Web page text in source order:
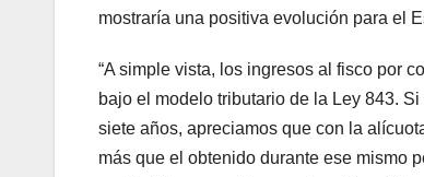
mostraría una positiva evolución para el
“A simple vista, los ingresos al fisco por
bajo el modelo tributario de la Ley 843.
siete años, apreciamos que con la
más que el obtenido durante ese mismo